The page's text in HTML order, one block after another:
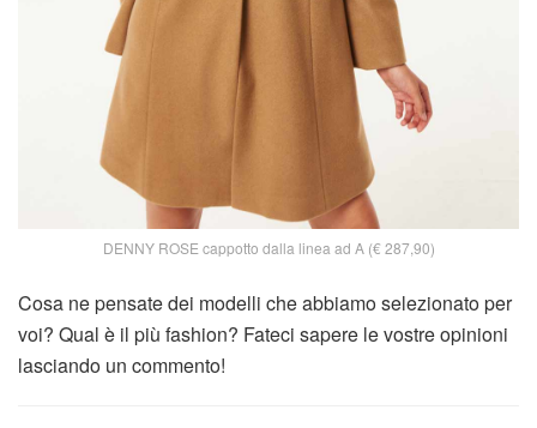
DENNY ROSE cappotto dalla linea ad A (€ 287,90)
Cosa ne pensate dei modelli che abbiamo selezionato per
voi? Qual è il più fashion? Fateci sapere le vostre opinioni
lasciando un commento!